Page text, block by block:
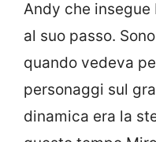
Andy che
al suo passo.
quando vedeva
personaggi sul
dinamica era la